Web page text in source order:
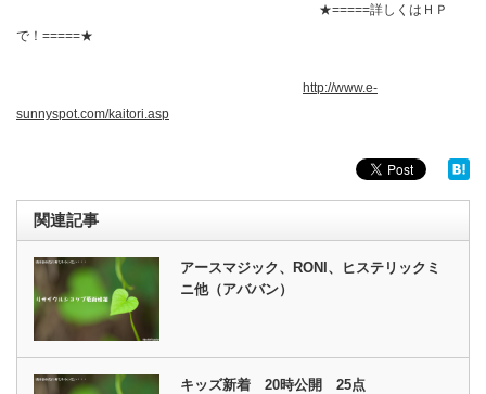
★=====詳しくはＨＰ
で！=====★
http://www.e-
sunnyspot.com/kaitori.asp
関連記事
アースマジック、RONI、ヒステリックミ
ニ他（アババン）
キッズ新着 20時公開 25点